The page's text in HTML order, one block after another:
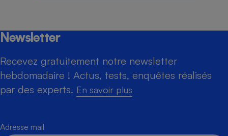
Newsletter
Recevez gratuitement notre newsletter
hebdomadaire ! Actus, tests, enquêtes réalisés
par des experts. En savoir plus
Adresse mail